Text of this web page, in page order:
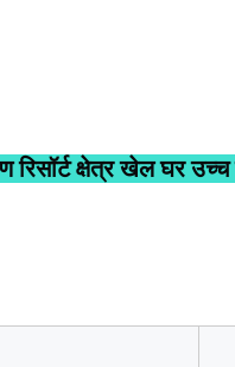
क्षेत्र खेल घर